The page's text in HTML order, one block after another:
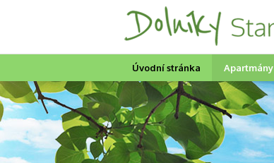
Úvodní stránka Apartmány